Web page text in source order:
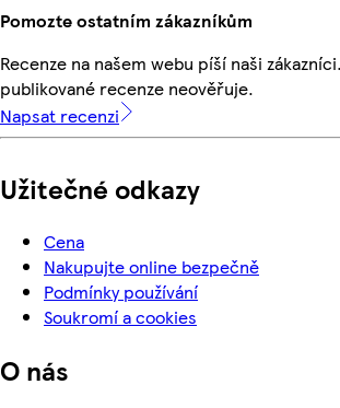
Pomozte ostatním zákazníkům
Recenze na našem webu píší naši
publikované recenze neověřuje.
Napsat recenzi
Užitečné odkazy
Cena
Nakupujte online bezpečně
Podmínky používání
Soukromí a cookies
O nás